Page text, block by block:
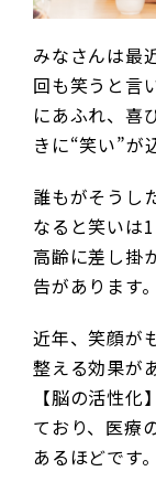
みなさんは最
回も笑うと言
にあふれ、喜
きに“笑い”が
誰もがそうし
なると笑いは
高齢に差し掛
告があります。
近年、笑顔が
整える効果が
【脳の活性
ており、医療
あるほどです。